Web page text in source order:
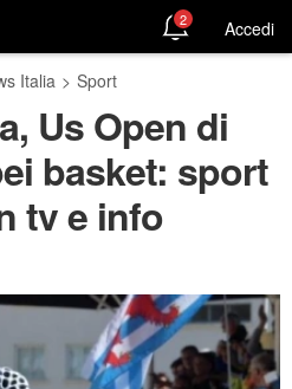
2 Accedi
Italia > Sport
Us Open di
basket: sport
tv e info